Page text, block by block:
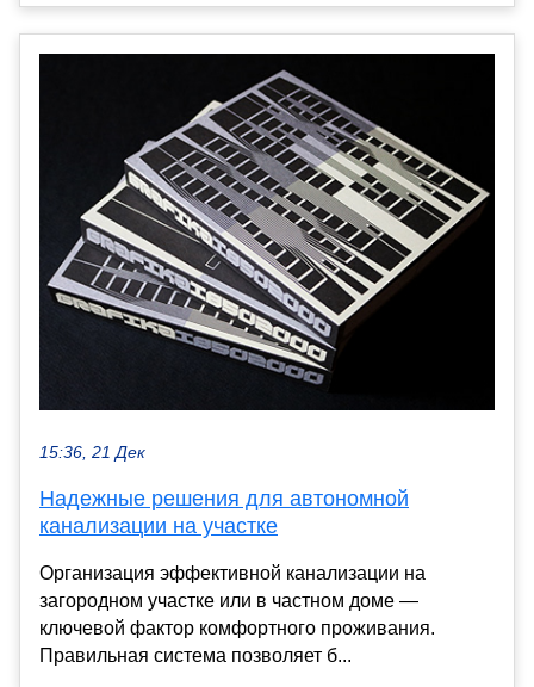
15:36, 21 Дек
Надежные решения для автономной
канализации на участке
Организация эффективной канализации на
загородном участке или в частном доме —
ключевой фактор комфортного проживания.
Правильная система позволяет б...